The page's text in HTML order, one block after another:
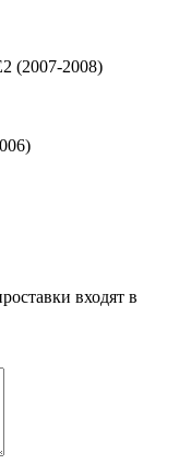
(2007-2008)
входят в